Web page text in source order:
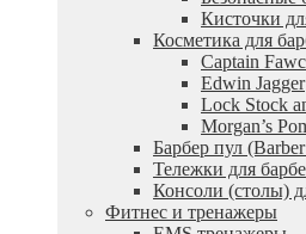
Кисточки
Косметика для
Captain
Edwin Jagger
Lock Stock
Morgan’s
Барбер пул
Тележки для
Консоли (столы)
Фитнес и тренажеры